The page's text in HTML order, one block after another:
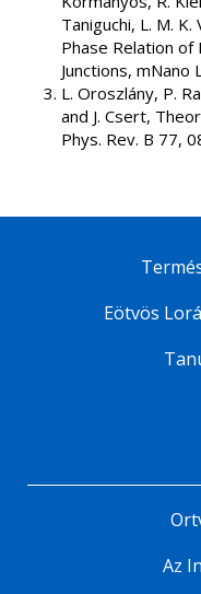
Taniguchi, L. M.
Phase Relation of
Junctions,
L. Oroszlány, P.
and J. Csert,
Phys. Rev. B 77,
Eötvös
Az